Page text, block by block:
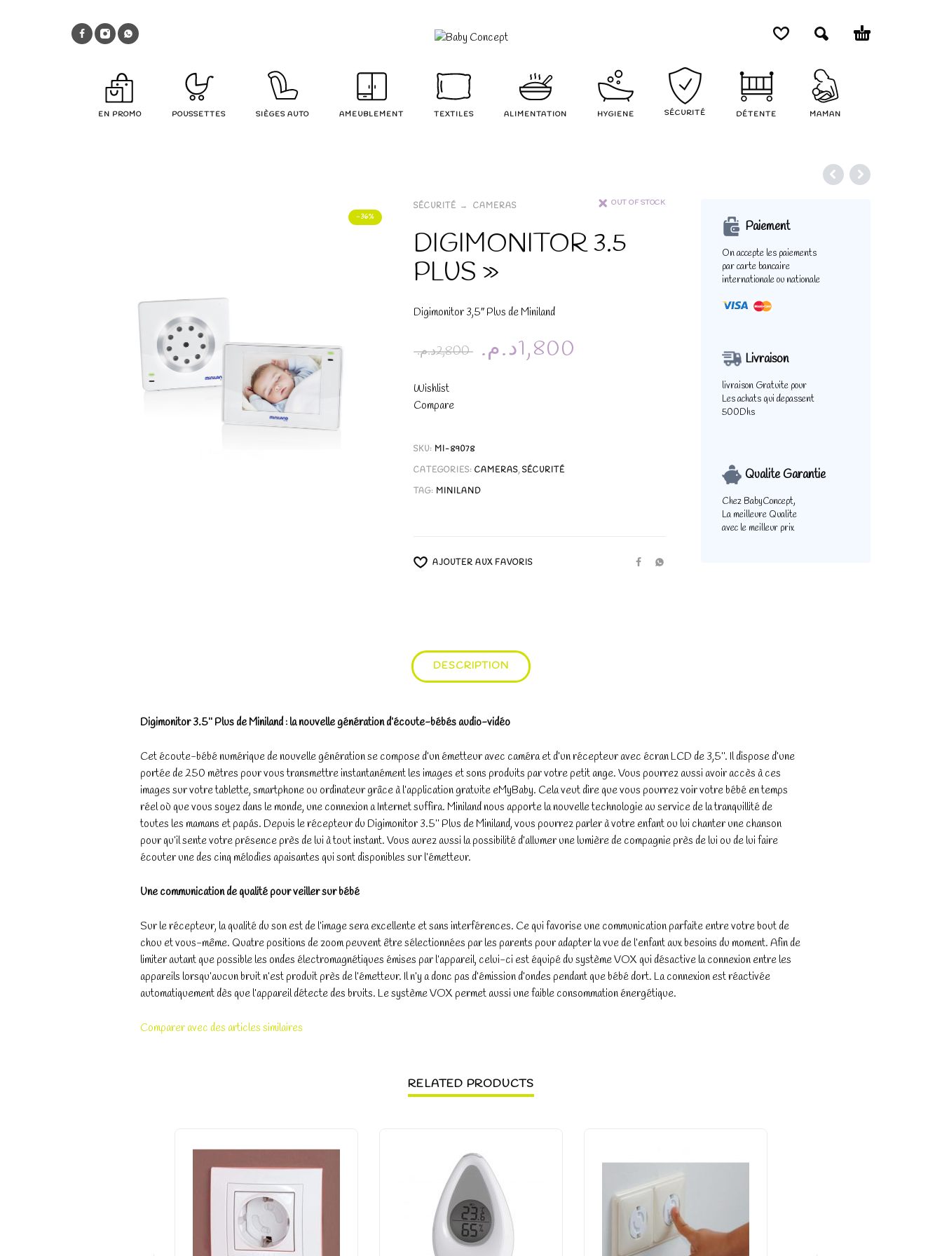
EN PROMO POUSSETTES SIÈGES AUTO AMEUBLEMENT TEXTILES ALIMENTATION HYGIENE SÉCURITÉ DÉTENTE MAMAN
-36%
SÉCURITÉ CAMERAS OUT OF STOCK
DIGIMONITOR 3.5
PLUS »
Digimonitor 3,5″ Plus de Miniland
2,800د.م. 1,800د.م.
Wishlist
Compare
SKU: MI-89078
CATEGORIES: CAMERAS, SÉCURITÉ
TAG: MINILAND
AJOUTER AUX FAVORIS
Paiement
On accepte les paiements
par carte bancaire
internationale ou nationale
Livraison
livraison Gratuite pour
Les achats qui depassent
500Dhs
Qualite Garantie
Chez BabyConcept,
La meilleure Qualite
avec le meilleur prix
DESCRIPTION
Digimonitor 3.5’’ Plus de Miniland : la nouvelle génération d’écoute-bébés audio-vidéo
Cet écoute-bébé numérique de nouvelle génération se compose d’un émetteur avec caméra et d’un récepteur avec écran LCD de 3,5’’. Il dispose d’une
portée de 250 mètres pour vous transmettre instantanément les images et sons produits par votre petit ange. Vous pourrez aussi avoir accès à ces
images sur votre tablette, smartphone ou ordinateur grâce à l’application gratuite eMyBaby. Cela veut dire que vous pourrez voir votre bébé en temps
réel où que vous soyez dans le monde, une connexion a Internet suffira. Miniland nous apporte la nouvelle technologie au service de la tranquillité de
toutes les mamans et papás. Depuis le récepteur du Digimonitor 3.5’’ Plus de Miniland, vous pourrez parler à votre enfant ou lui chanter une chanson
pour qu’il sente votre présence près de lui à tout instant. Vous aurez aussi la possibilité d’allumer une lumière de compagnie près de lui ou de lui faire
écouter une des cinq mélodies apaisantes qui sont disponibles sur l’émetteur.
Une communication de qualité pour veiller sur bébé
Sur le récepteur, la qualité du son est de l’image sera excellente et sans interférences. Ce qui favorise une communication parfaite entre votre bout de
chou et vous-même. Quatre positions de zoom peuvent être sélectionnées par les parents pour adapter la vue de l’enfant aux besoins du moment. Afin de
limiter autant que possible les ondes électromagnétiques émises par l’appareil, celui-ci est équipé du système VOX qui désactive la connexion entre les
appareils lorsqu’aucun bruit n’est produit près de l’émetteur. Il n’y a donc pas d’émission d’ondes pendant que bébé dort. La connexion est réactivée
automatiquement dès que l’appareil détecte des bruits. Le système VOX permet aussi une faible consommation énergétique.
Comparer avec des articles similaires
RELATED PRODUCTS